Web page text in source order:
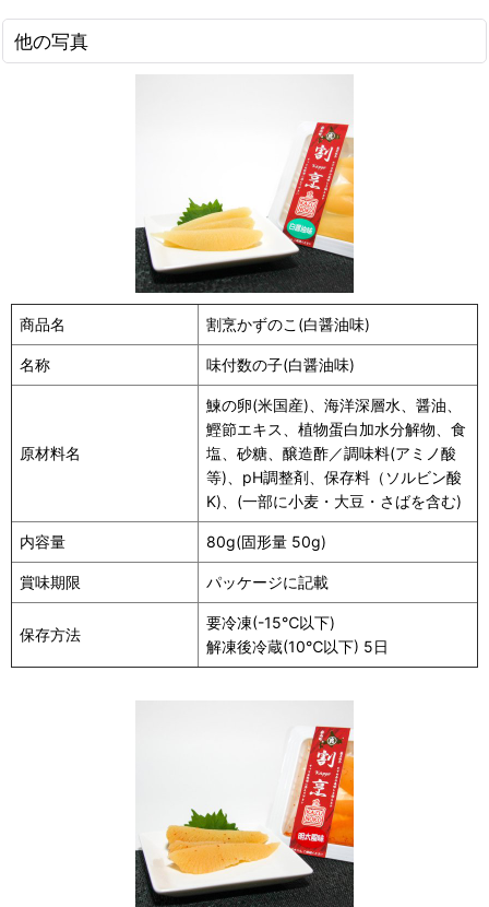
他の写真
商品名 割烹かずのこ(白醤油味)
名称 味付数の子(白醤油味)
原材料名
鰊の卵(米国産)、海洋深層水、醤油、
鰹節エキス、植物蛋白加水分解物、食
塩、砂糖、醸造酢／調味料(アミノ酸
等)、pH調整剤、保存料（ソルビン酸
K)、(一部に小麦・大豆・さばを含む)
内容量 80g(固形量 50g)
賞味期限 パッケージに記載
保存方法
要冷凍(-15℃以下)
解凍後冷蔵(10℃以下) 5日